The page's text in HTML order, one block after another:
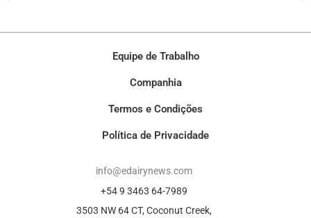
Equipe de Trabalho
Companhia
Termos e Condições
Política de Privacidade
info@edairynews.com
+54 9 3463 64-7989
3503 NW 64 CT, Coconut Creek,